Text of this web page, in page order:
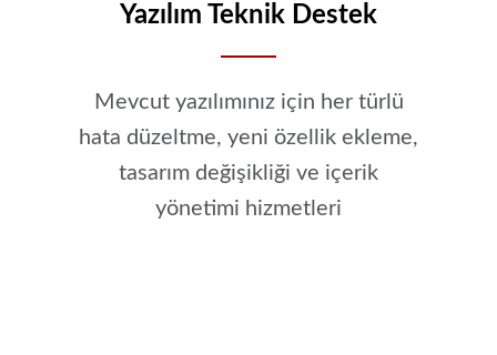
Yazılım Teknik Destek
Mevcut yazılımınız için her türlü
hata düzeltme, yeni özellik ekleme,
tasarım değişikliği ve içerik
yönetimi hizmetleri